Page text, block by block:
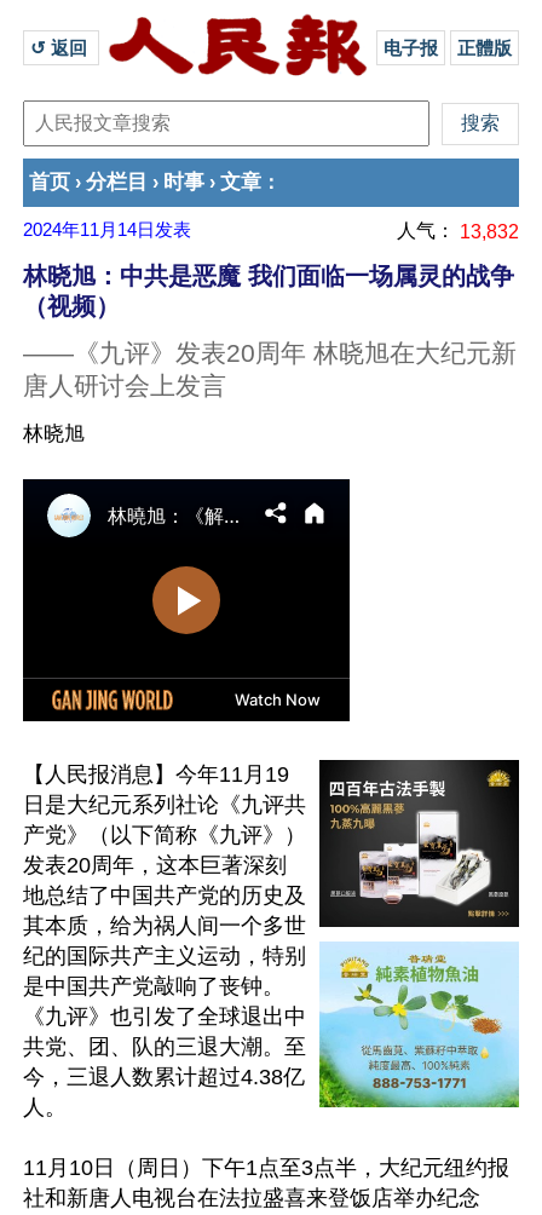
↺ 返回 电子报 正體版
首页 › 分栏目 › 时事 › 文章 ：
2024年11月14日 发表 人气： 13,832
林晓旭：中共是恶魔 我们面临一场属灵的战争
（视频）
——《九评》发表20周年 林晓旭在大纪元新
唐人研讨会上发言
林晓旭
【人民报消息】今年11月19
日是大纪元系列社论《九评共
产党》（以下简称《九评》）
发表20周年，这本巨著深刻
地总结了中国共产党的历史及
其本质，给为祸人间一个多世
纪的国际共产主义运动，特别
是中国共产党敲响了丧钟。
《九评》也引发了全球退出中
共党、团、队的三退大潮。至
今，三退人数累计超过4.38亿
人。
11月10日（周日）下午1点至3点半，大纪元纽约报
社和新唐人电视台在法拉盛喜来登饭店举办纪念